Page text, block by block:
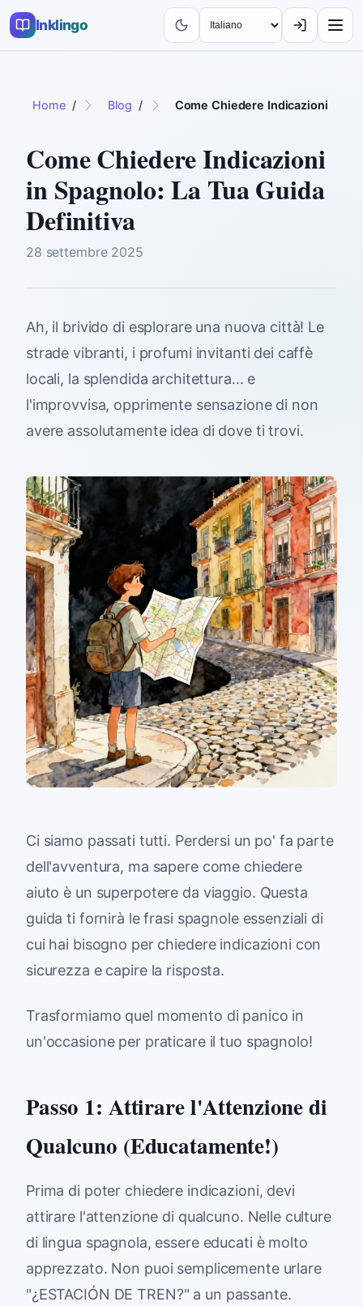
Inklingo
Home / Blog / Come Chiedere Indicazioni in
Come Chiedere Indicazioni
in Spagnolo: La Tua Guida
Definitiva
28 settembre 2025
Ah, il brivido di esplorare una nuova città! Le
strade vibranti, i profumi invitanti dei caffè
locali, la splendida architettura... e
l'improvvisa, opprimente sensazione di non
avere assolutamente idea di dove ti trovi.
Ci siamo passati tutti. Perdersi un po' fa parte
dell'avventura, ma sapere come chiedere
aiuto è un superpotere da viaggio. Questa
guida ti fornirà le frasi spagnole essenziali di
cui hai bisogno per chiedere indicazioni con
sicurezza e capire la risposta.
Trasformiamo quel momento di panico in
un'occasione per praticare il tuo spagnolo!
Passo 1: Attirare l'Attenzione di
Qualcuno (Educatamente!)
Prima di poter chiedere indicazioni, devi
attirare l'attenzione di qualcuno. Nelle culture
di lingua spagnola, essere educati è molto
apprezzato. Non puoi semplicemente urlare
"¿ESTACIÓN DE TREN?" a un passante.